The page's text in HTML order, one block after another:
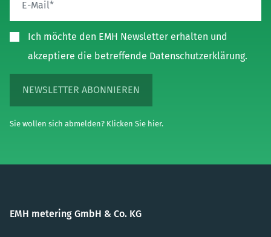
Ich möchte den EMH Newsletter erhalten und
akzeptiere die betreffende Datenschutzerklärung.
NEWSLETTER ABONNIEREN
Sie wollen sich abmelden? Klicken Sie hier.
EMH metering GmbH & Co. KG